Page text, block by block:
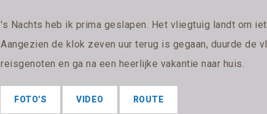
's Nachts heb ik prima geslapen. Het vliegtuig landt om
Aangezien de klok zeven uur terug is gegaan, duurde de
reisgenoten en ga na een heerlijke vakantie naar huis.
FOTO'S VIDEO ROUTE